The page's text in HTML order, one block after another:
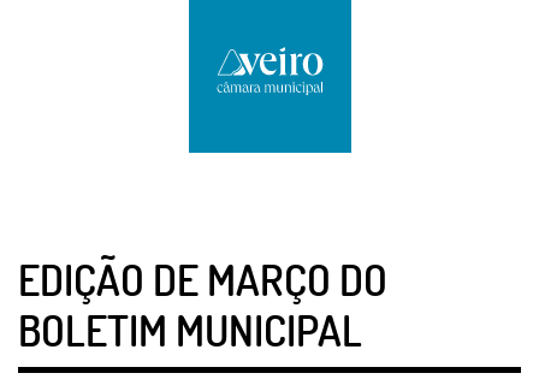
EDIÇÃO DE MARÇO DO
BOLETIM MUNICIPAL